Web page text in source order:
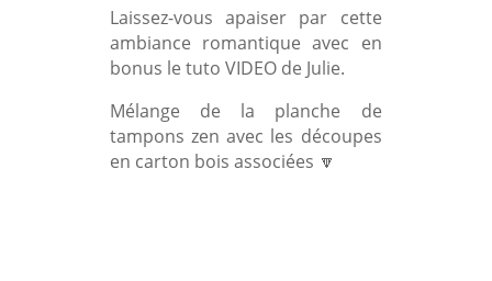
Laissez-vous apaiser par cette
ambiance romantique avec en
bonus le tuto VIDEO de Julie.
Mélange de la planche de
tampons zen avec les découpes
en carton bois associées 🔽